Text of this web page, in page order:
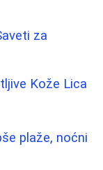
za
Kože Lica
plaže, noćni